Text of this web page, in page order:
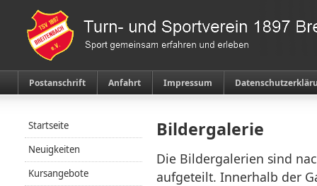
Postanschrift Anfahrt Impressum
Bildergalerie
Die Bildergalerien sind
aufgeteilt. Innerhalb der
Startseite
Neuigkeiten
Kursangebote